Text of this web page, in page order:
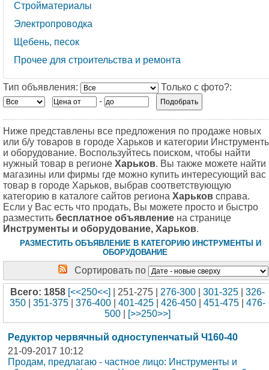
Стройматериалы
Электропроводка
Щебень, песок
Прочее для строительства и ремонта
Тип объявления:
Только с фото?:
-
Ниже представлены все предложения по продаже новых
или б/у товаров в городе Харьков и категории
и оборудование. Воспользуйтесь поиском, чтобы найти
нужный товар в регионе Харьков. Вы также можете найти
магазины или фирмы где можно купить интересующий вас
товар в городе Харьков, выбрав соответствующую
категорию в каталоге сайтов региона Харьков справа.
Если у Вас есть что продать, Вы можете просто и быстро
разместить бесплатное объявление на странице
Инструменты и оборудование, Харьков.
РАЗМЕСТИТЬ ОБЪЯВЛЕНИЕ В КАТЕГОРИЮ ИНСТРУМЕНТЫ И
ОБОРУДОВАНИЕ
Сортировать по
Всего: 1858 [<<250<<] | 251-275 | 276-300 301-325
326-
350
351-375 376-400 401-425 426-450 451-475
476-
500
[>>250>>]
Редуктор червячный одноступенчатый Ч160-40
21-09-2017 10:12
Продам, предлагаю - частное лицо: Инструменты и